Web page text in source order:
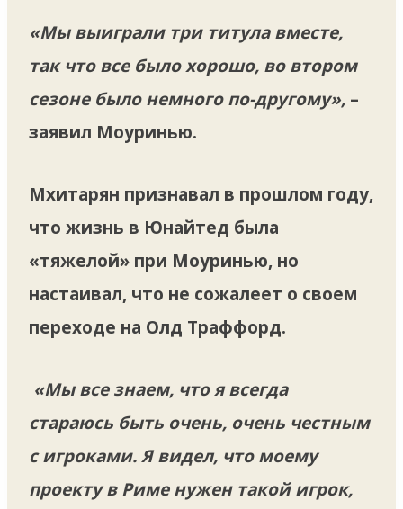
«Мы выиграли три титула вместе,
так что все было хорошо, во втором
сезоне было немного по-другому», –
заявил Моуринью.
Мхитарян признавал в прошлом году,
что жизнь в Юнайтед была
«тяжелой» при Моуринью, но
настаивал, что не сожалеет о своем
переходе на Олд Траффорд.
«Мы все знаем, что я всегда
стараюсь быть очень, очень честным
с игроками. Я видел, что моему
проекту в Риме нужен такой игрок,